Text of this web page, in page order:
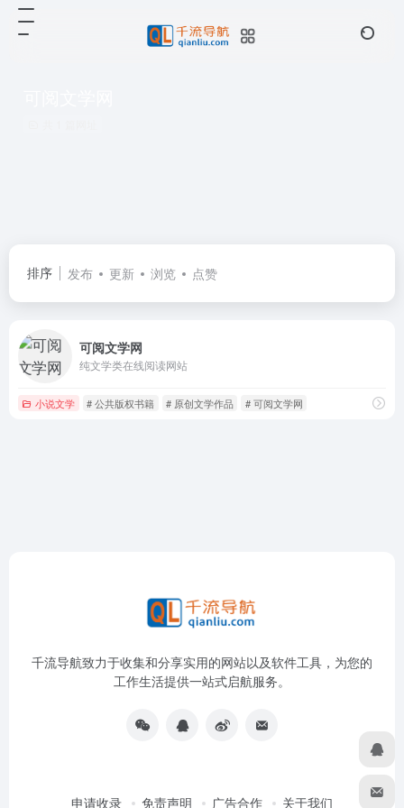
排序 发布 更新 浏览 点赞
可阅文学网
纯文学类在线阅读网站
小说文学 # 公共版权书籍 # 原创文学作品 # 可阅文学网
千流导航致力于收集和分享实用的网站以及软件工具，为您的
工作生活提供一站式启航服务。
申请收录 免责声明 广告合作 关于我们